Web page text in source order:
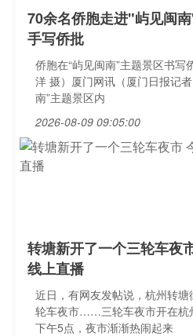
70余名侨胞走进"屿见闽
手写侨批
侨胞在“屿见闽南”主题景区书
洋 摄）厦门网讯（厦门日报记
南”主题景区内
2026-08-09 09:05:00
转塘新开了一个三轮车夜
线上直播
近日，有网友发帖说，杭州转
轮车夜市……三轮车夜市开在杭
下午5点，夜市渐渐热闹起来